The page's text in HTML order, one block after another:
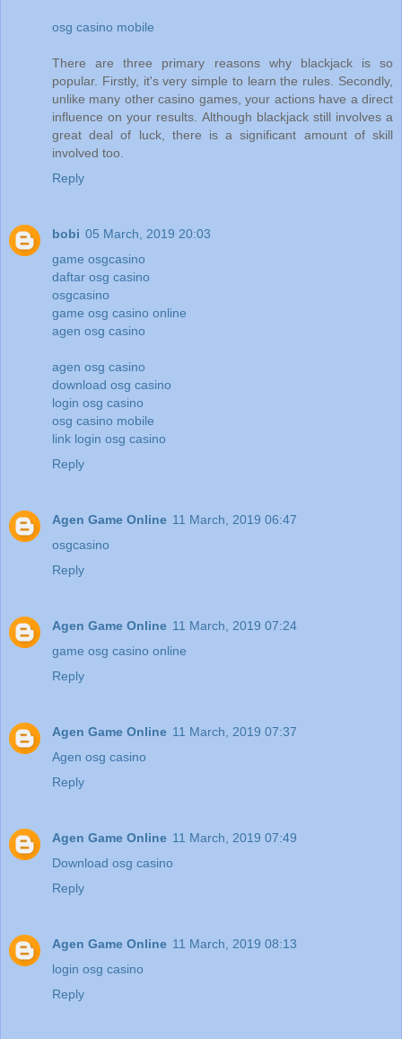
osg casino mobile
There are three primary reasons why blackjack is so
popular. Firstly, it's very simple to learn the rules. Secondly,
unlike many other casino games, your actions have a direct
influence on your results. Although blackjack still involves a
great deal of luck, there is a significant amount of skill
involved too.
Reply
bobi 05 March, 2019 20:03
game osgcasino
daftar osg casino
osgcasino
game osg casino online
agen osg casino
agen osg casino
download osg casino
login osg casino
osg casino mobile
link login osg casino
Reply
Agen Game Online 11 March, 2019 06:47
osgcasino
Reply
Agen Game Online 11 March, 2019 07:24
game osg casino online
Reply
Agen Game Online 11 March, 2019 07:37
Agen osg casino
Reply
Agen Game Online 11 March, 2019 07:49
Download osg casino
Reply
Agen Game Online 11 March, 2019 08:13
login osg casino
Reply